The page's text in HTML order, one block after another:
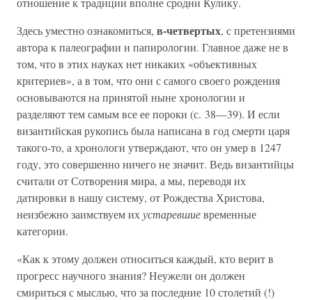
Здесь уместно ознакомиться, в-четвертых, с претензиями
автора к палеографии и папирологии. Главное даже не в
том, что в этих науках нет никаких «объективных
критериев», а в том, что они с самого своего рождения
основываются на принятой ныне хронологии и
разделяют тем самым все ее пороки (с. 38—39). И если
византийская рукопись была написана в год смерти царя
такого-то, а хронологи утверждают, что он умер в 1247
году, это совершенно ничего не значит. Ведь византийцы
считали от Сотворения мира, а мы, переводя их
датировки в нашу систему, от Рождества Христова,
неизбежно заимствуем ихустаревшиевременные
категории.
«Как к этому должен относиться каждый, кто верит в
прогресс научного знания? Неужели он должен
смириться с мыслью, что за последние 10 столетий (!)